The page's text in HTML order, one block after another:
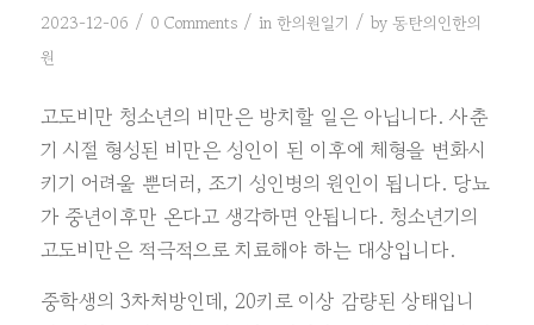
2023-12-06 / 0 Comments / in 한의원일기 / by 동탄의인한의
원
고도비만 청소년의 비만은 방치할 일은 아닙니다. 사춘
기 시절 형성된 비만은 성인이 된 이후에 체형을 변화시
키기 어려울 뿐더러, 조기 성인병의 원인이 됩니다. 당뇨
가 중년이후만 온다고 생각하면 안됩니다. 청소년기의
고도비만은 적극적으로 치료해야 하는 대상입니다.
중학생의 3차처방인데, 20키로 이상 감량된 상태입니